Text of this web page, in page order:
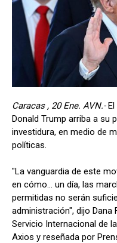
Caracas , 20 Ene. AVN.-
Donald Trump arriba a su
investidura, en medio de
políticas.
"La vanguardia de este
en cómo… un día, las
permitidas no serán
administración", dijo Dana
Servicio Internacional de
Axios y reseñada por